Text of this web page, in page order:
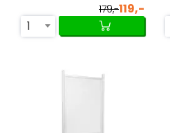
179,-119,-
1